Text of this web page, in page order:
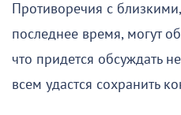
Противоречия с
последнее время, могут
что придется обсуждать
всем удастся сохранить